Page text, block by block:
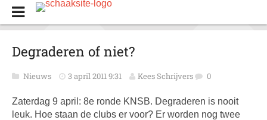
Degraderen of niet?
Nieuws 3 april 2011 9:31 Kees Schrijvers 0
Zaterdag 9 april: 8e ronde KNSB. Degraderen is nooit
leuk. Hoe staan de clubs er voor? Er worden nog twee